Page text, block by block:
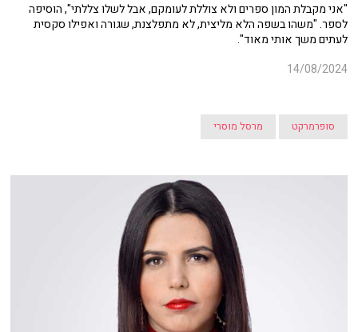
"אני מקבלת המון ספרים ולא צוללת לעומקם, אבל לשלו צללתי", הוסיפה
לספר. "משהו בשפה הלא מליצית, לא מתפלצנת, שגורה ואפילו סקסית
לעתים משך אותי מאוד".
14/08/2024
סופרמרקט מרסל מוסרי